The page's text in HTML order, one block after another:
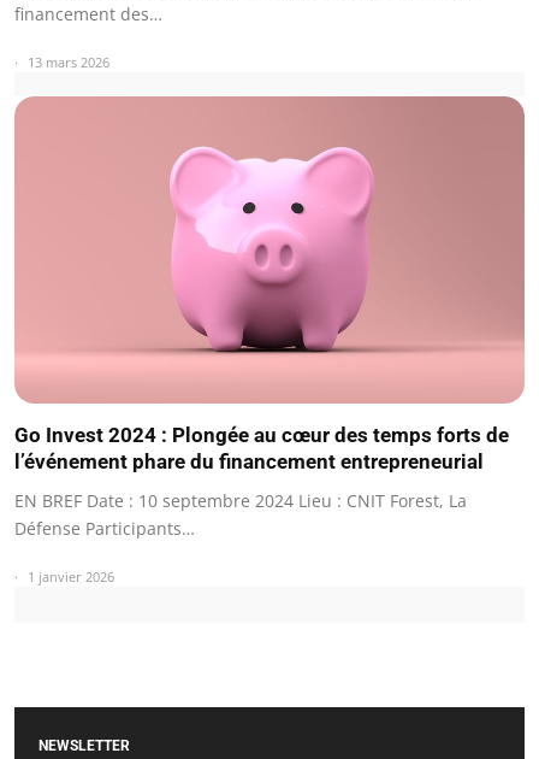
financement des…
13 mars 2026
Go Invest 2024 : Plongée au cœur des temps forts de
l’événement phare du financement entrepreneurial
EN BREF Date : 10 septembre 2024 Lieu : CNIT Forest, La
Défense Participants…
1 janvier 2026
NEWSLETTER